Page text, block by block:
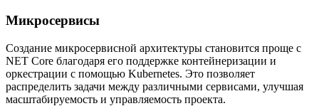
Микросервисы
Создание микросервисной архитектуры становится проще с
NET Core благодаря его поддержке контейнеризации и
оркестрации с помощью Kubernetes. Это позволяет
распределить задачи между различными сервисами, улучшая
масштабируемость и управляемость проекта.